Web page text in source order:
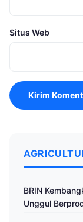
Situs Web
BRIN
Unggul